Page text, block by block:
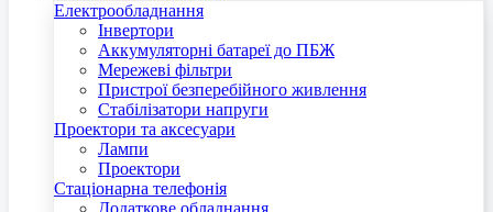
Електрообладнання
Інвертори
Аккумуляторні батареї до ПБЖ
Мережеві фільтри
Пристрої безперебійного живлення
Стабілізатори напруги
Проектори та аксесуари
Лампи
Проектори
Стаціонарна телефонія
Додаткове обладнання